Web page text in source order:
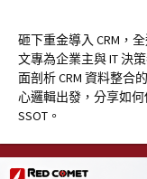
砸下重金導入 CRM，
文專為企業主與 IT 決
面剖析 CRM 資料整合
心邏輯出發，分享如
SSOT。